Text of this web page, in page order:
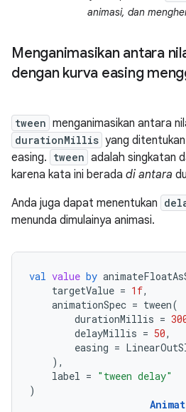
animasi, dan
Menganimasikan antara
dengan kurva easing
tween menganimasikan antara
durationMillis yang
easing. tween adalah singkatan
karena kata ini berada di antara
Anda juga dapat menentukan
menunda dimulainya animasi.
val value by
targetValue = 1f,
animationSpec = tween(
durationMillis =
delayMillis = 50,
easing =
),
label = "tween delay"
)